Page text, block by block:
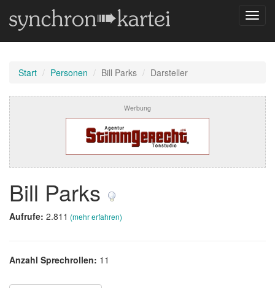
Start Personen Bill Parks Darsteller
Werbung
Bill Parks
Aufrufe: 2.811 (mehr erfahren)
Anzahl Sprechrollen: 11